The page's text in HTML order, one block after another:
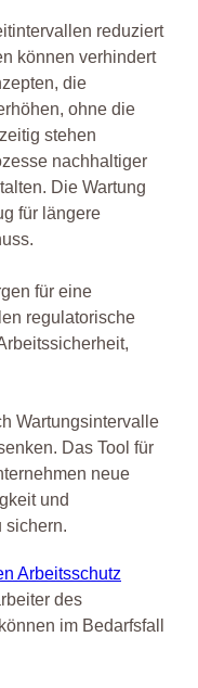
reduziert
können verhindert
die
ohne die
stehen
nachhaltiger
Die Wartung
für längere
für eine
regulatorische
Wartungsintervalle
Das Tool für
neue
und
sichern.
Arbeitsschutz
des
im Bedarfsfall